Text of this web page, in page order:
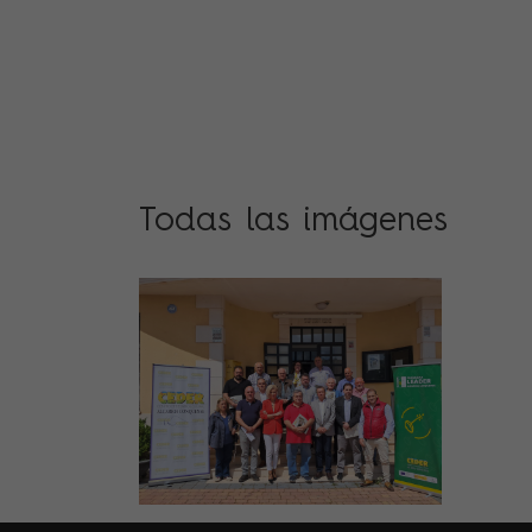
Todas las imágenes